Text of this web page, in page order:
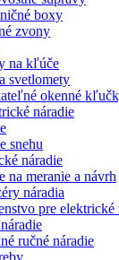
boxy
zvony
na kľúče
svetlomety
okenné
náradie
snehu
náradie
na meranie a návrh
náradia
pre elektrické
ručné náradie